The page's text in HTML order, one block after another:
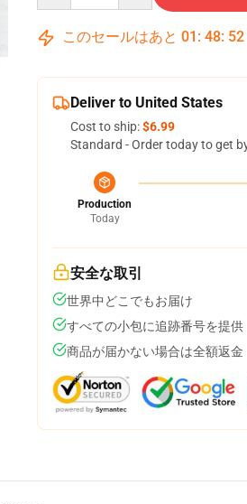
このセールはあと 01 : 48: 51
Deliver to United States
Cost to ship:$6.99
Standard - Order today to get
Production
Today
安全な取引
世界中どこでもお届け
すべての小包に追跡番号を提供
商品が届かない場合は全額返金